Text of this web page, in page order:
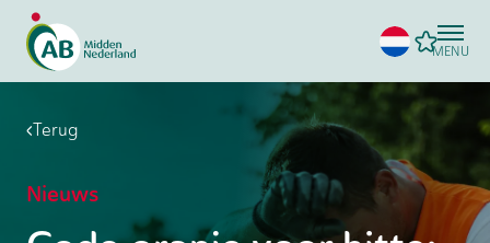
MENU
Terug
Nieuws